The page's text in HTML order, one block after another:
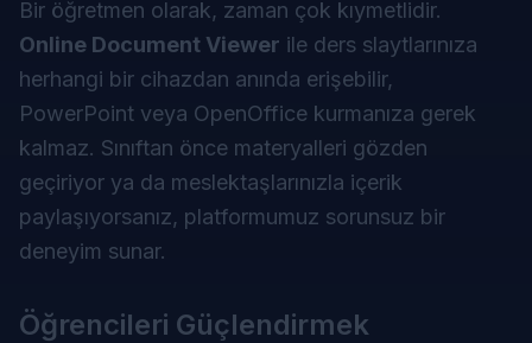
Bir öğretmen olarak, zaman çok kıymetlidir.
Online Document Viewer ile ders slaytlarınıza
herhangi bir cihazdan anında erişebilir,
PowerPoint veya OpenOffice kurmanıza gerek
kalmaz. Sınıftan önce materyalleri gözden
geçiriyor ya da meslektaşlarınızla içerik
paylaşıyorsanız, platformumuz sorunsuz bir
deneyim sunar.
Öğrencileri Güçlendirmek